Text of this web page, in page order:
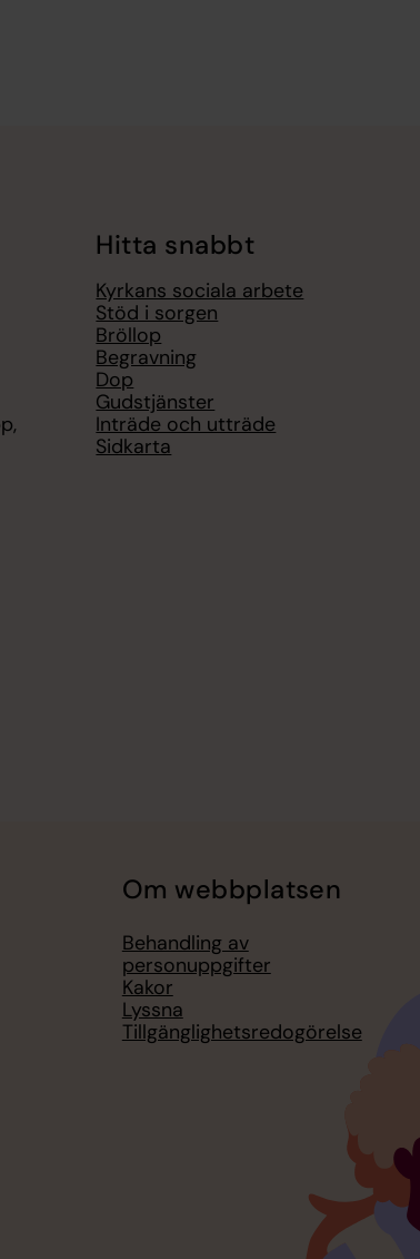
Hitta snabbt
Kyrkans sociala arbete
Stöd i sorgen
Bröllop
Begravning
Dop
Gudstjänster
Inträde och utträde
Sidkarta
Om webbplatsen
Behandling av
personuppgifter
Kakor
Lyssna
Tillgänglighetsredogörelse